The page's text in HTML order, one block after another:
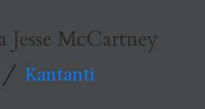
McCartney
/ Kantanti